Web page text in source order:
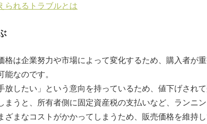
られるトラブルとは
は企業努力や市場によって変化するため、購入者が
なのです。
したい」という意向を持っているため、値下げされ
うと、所有者側に固定資産税の支払いなど、ランニ
まなコストがかかってしまうため、販売価格を維持